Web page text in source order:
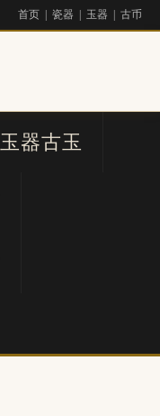
首页 瓷器 玉器 古币
玉器古玉